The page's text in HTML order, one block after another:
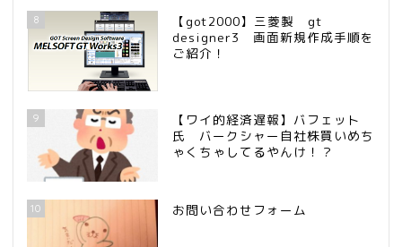
8
【got2000】三菱製 gt
designer3 画面新規作成手順を
ご紹介！
9
【ワイ的経済遅報】バフェット
氏 バークシャー自社株買いめち
ゃくちゃしてるやんけ！？
10 お問い合わせフォーム